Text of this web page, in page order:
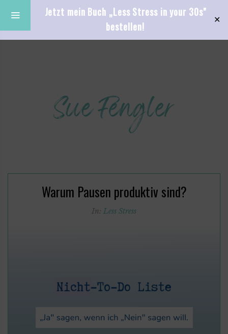
Jetzt mein Buch „Less Stress in your 30s"
bestellen!
✕
Warum Pausen produktiv sind?
In: Less Stress